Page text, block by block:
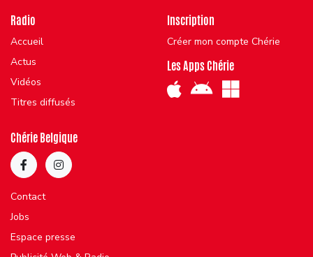
Radio
Accueil
Actus
Vidéos
Titres diffusés
Inscription
Créer mon compte Chérie
Les Apps Chérie
Chérie Belgique
Contact
Jobs
Espace presse